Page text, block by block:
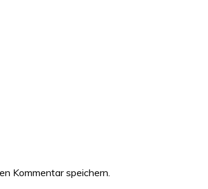
Kommentar speichern.